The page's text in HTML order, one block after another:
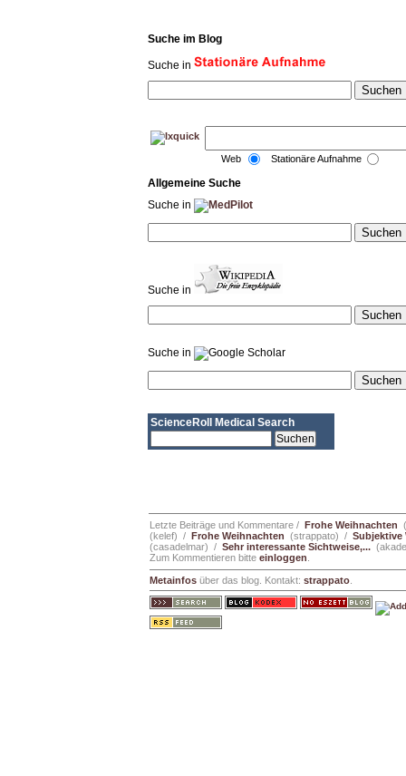
Suche im Blog
Suche in
Web Stationäre Aufnahme
Allgemeine Suche
Suche in
Suche in
Suche in
ScienceRoll Medical Search
Letzte Beiträge und Kommentare / Frohe Weihnachten
(kelef) / Frohe Weihnachten (strappato) / Subjektive
(casadelmar) / Sehr interessante Sichtweise,...
Zum Kommentieren bitte einloggen
Metainfosüber das blog. Kontakt: strappato.